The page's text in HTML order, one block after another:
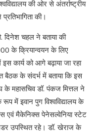
की ओर से अंतर्राष्ट्रीय
की।
दिनेश चहल ने बताया की
के क्रियान्वयन के लिए
कार्य को आगे बढ़ाया जा रहा
बैठक के संदर्भ में बताया कि इस
के महासचिव डॉ. पंकज मित्तल ने
में इवान पुग विश्वविद्यालय के
एवं मैकेनिक्स पेनेसल्वेनिया स्टेट
उपस्थित रहे। डॉ. खेराज के